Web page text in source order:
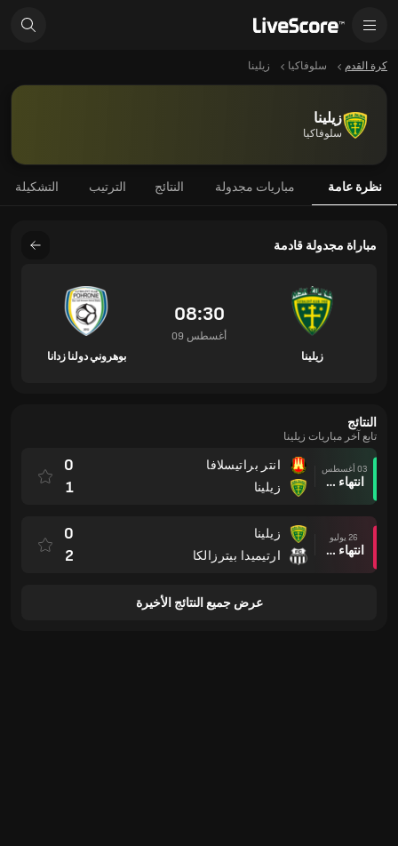
كرة القدم سلوفاكيا زيلينا
زيلينا
سلوفاكيا
نظرة عامة مباريات مجدولة النتائج الترتيب التشكيلة
مباراة مجدولة قادمة
زيلينا
08:30
09 أغسطس
بوهروني دولنا زدانا
النتائج
تابع آخر مباريات زيلينا
03 أغسطس
انتهاء وقت المباراة
انتر براتيسلافا
زيلينا
0
1
26 يوليو
انتهاء وقت المباراة
زيلينا
ارتيميدا بيترزالكا
0
2
عرض جميع النتائج الأخيرة